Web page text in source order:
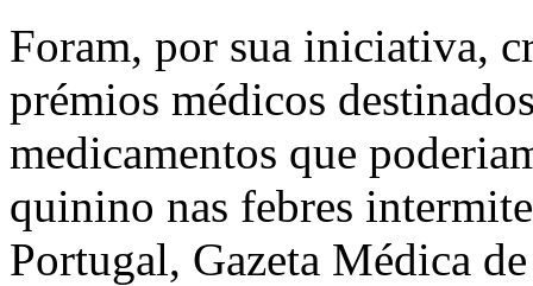
Foram, por sua iniciativa,
prémios médicos
medicamentos que
quinino nas febres
Portugal, Gazeta Médica